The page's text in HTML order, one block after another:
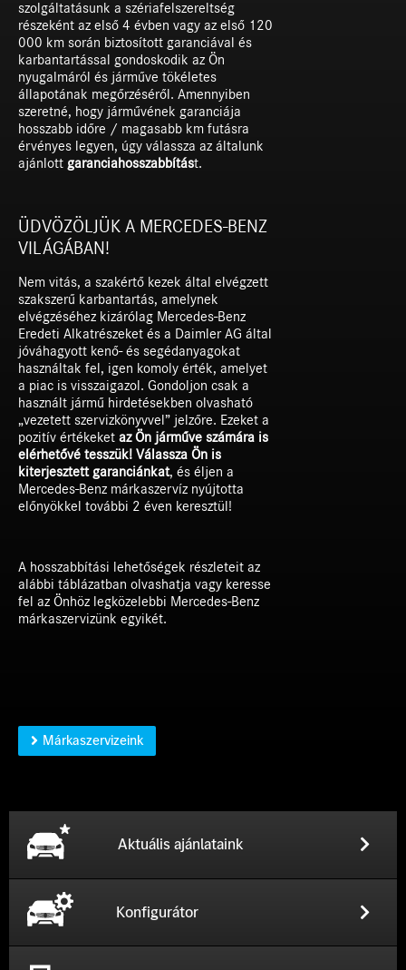
szolgáltatásunk a szériafelszereltség
részeként az első 4 évben vagy az első 120
000 km során biztosított garanciával és
karbantartással gondoskodik az Ön
nyugalmáról és járműve tökéletes
állapotának megőrzéséről. Amennyiben
szeretné, hogy járművének garanciája
hosszabb időre / magasabb km futásra
érvényes legyen, úgy válassza az általunk
ajánlott garanciahosszabbítást.
ÜDVÖZÖLJÜK A MERCEDES-BENZ
VILÁGÁBAN!
Nem vitás, a szakértő kezek által elvégzett
szakszerű karbantartás, amelynek
elvégzéséhez kizárólag Mercedes-Benz
Eredeti Alkatrészeket és a Daimler AG által
jóváhagyott kenő- és segédanyagokat
használtak fel, igen komoly érték, amelyet
a piac is visszaigazol. Gondoljon csak a
használt jármű hirdetésekben olvasható
„vezetett szervizkönyvvel” jelzőre. Ezeket a
pozitív értékeket az Ön járműve számára is
elérhetővé tesszük! Válassza Ön is
kiterjesztett garanciánkat, és éljen a
Mercedes-Benz márkaszervíz nyújtotta
előnyökkel további 2 éven keresztül!
A hosszabbítási lehetőségek részleteit az
alábbi táblázatban olvashatja vagy keresse
fel az Önhöz legközelebbi Mercedes-Benz
márkaszervizünk egyikét.
Márkaszervizeink
Aktuális ajánlataink
Konfigurátor